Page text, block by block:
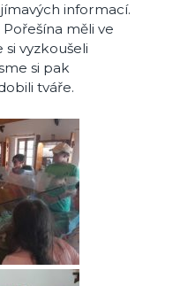
informací.
měli ve
vyzkoušeli
si pak
tváře.